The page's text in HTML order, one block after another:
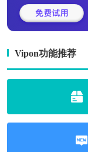
Vipon功能推荐